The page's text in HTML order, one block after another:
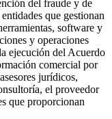
del fraude y de
que gestionan
software y
y operaciones
ejecución del Acuerdo
comercial por
jurídicos,
el proveedor
que proporcionan